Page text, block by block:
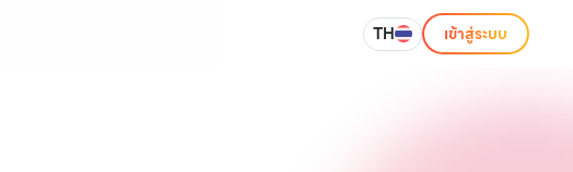
TH เข้าสู่ระบบ